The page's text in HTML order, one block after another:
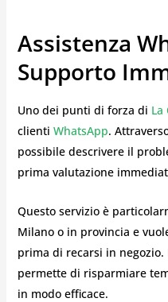
Assistenza
Supporto
Uno dei punti di forza di La
clienti WhatsApp.
possibile descrivere il
prima valutazione
Questo servizio è
Milano o in provincia e
prima di recarsi in negozio.
permette di risparmiare
in modo efficace.